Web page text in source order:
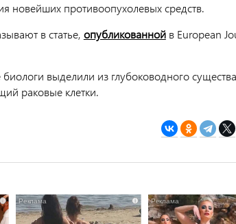
новейших противоопухолевых средств.
в статье, опубликованнойв European
выделили из глубоководного существа
раковые клетки.
i i